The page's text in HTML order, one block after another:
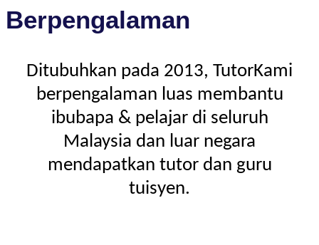
Berpengalaman
Ditubuhkan pada 2013, TutorKami
berpengalaman luas membantu
ibubapa & pelajar di seluruh
Malaysia dan luar negara
mendapatkan tutor dan guru
tuisyen.